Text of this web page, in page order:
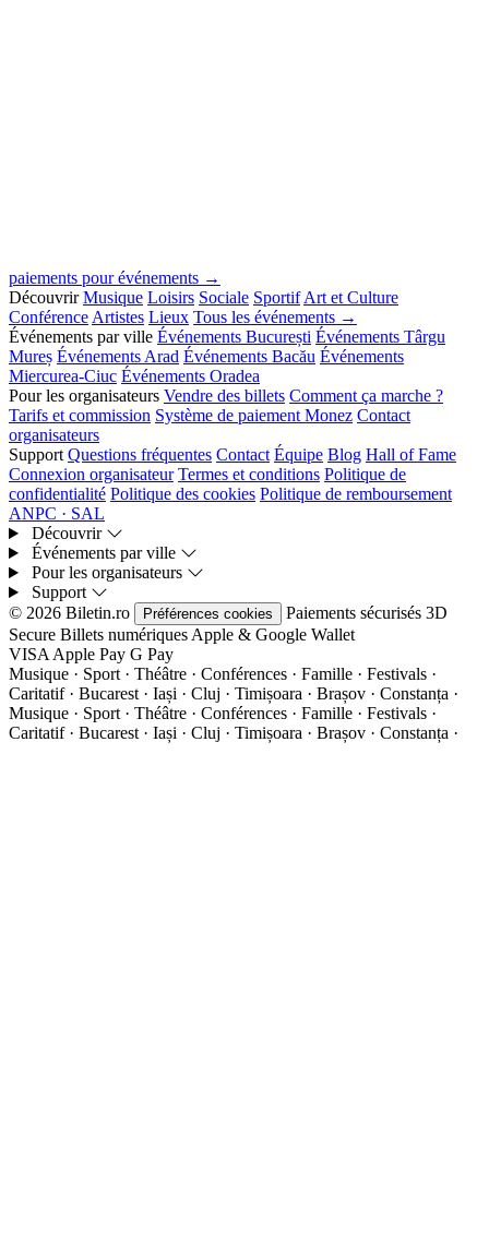
paiements pour événements →
Découvrir Musique Loisirs Sociale Sportif Art et Culture
Conférence Artistes Lieux Tous les événements →
Événements par ville Événements București Événements Târgu
Mureș Événements Arad Événements Bacău Événements
Miercurea-Ciuc Événements Oradea
Pour les organisateurs Vendre des billets Comment ça marche ?
Tarifs et commission Système de paiement Monez Contact
organisateurs
Support Questions fréquentes Contact Équipe Blog Hall of Fame
Connexion organisateur Termes et conditions Politique de
confidentialité Politique des cookies Politique de remboursement
ANPC · SAL
Découvrir
Événements par ville
Pour les organisateurs
Support
© 2026 Biletin.ro
Préférences cookies Paiements sécurisés 3D
Secure Billets numériques Apple & Google Wallet
VISA Apple Pay G Pay
Musique · Sport · Théâtre · Conférences · Famille · Festivals ·
Caritatif · Bucarest · Iași · Cluj · Timișoara · Brașov · Constanța ·
Musique · Sport · Théâtre · Conférences · Famille · Festivals ·
Caritatif · Bucarest · Iași · Cluj · Timișoara · Brașov · Constanța ·